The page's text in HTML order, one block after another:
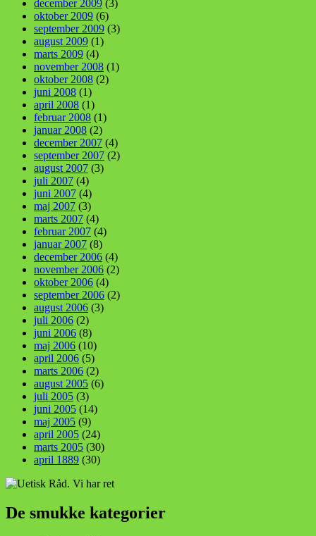
december 2009 (3)
oktober 2009 (6)
september 2009 (3)
august 2009 (1)
marts 2009 (4)
november 2008 (1)
oktober 2008 (2)
juni 2008 (1)
april 2008 (1)
februar 2008 (1)
januar 2008 (2)
december 2007 (4)
september 2007 (2)
august 2007 (3)
juli 2007 (4)
juni 2007 (4)
maj 2007 (3)
marts 2007 (4)
februar 2007 (4)
januar 2007 (8)
december 2006 (4)
november 2006 (2)
oktober 2006 (4)
september 2006 (2)
august 2006 (3)
juli 2006 (2)
juni 2006 (8)
maj 2006 (10)
april 2006 (5)
marts 2006 (2)
august 2005 (6)
juli 2005 (3)
juni 2005 (14)
maj 2005 (9)
april 2005 (24)
marts 2005 (30)
april 1889 (30)
De smukke kategorier